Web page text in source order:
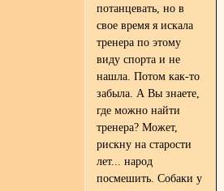
потанцевать, но в
свое время я искала
тренера по этому
виду спорта и не
нашла. Потом как-то
забыла. А Вы знаете,
где можно найти
тренера? Может,
рискну на старости
лет... народ
посмешить. Собаки у